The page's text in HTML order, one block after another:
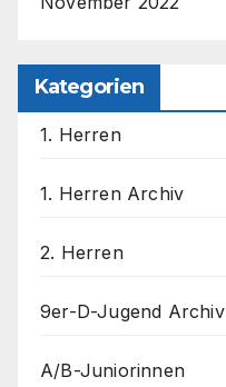
Kategorien
1. Herren
1. Herren Archiv
2. Herren
9er-D-Jugend Archiv
A/B-Juniorinnen